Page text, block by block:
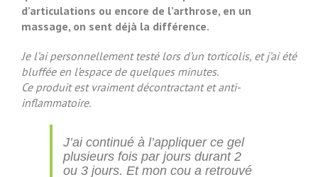
d’articulations ou encore de l’arthrose, en un
massage, on sent déjà la différence.
Je l’ai personnellement testé lors d’un torticolis, et j’ai été
bluffée en l’espace de quelques minutes.
Ce produit est vraiment décontractant et anti-
inflammatoire.
J’ai continué à l’appliquer ce gel
plusieurs fois par jours durant 2
ou 3 jours. Et mon cou a retrouvé